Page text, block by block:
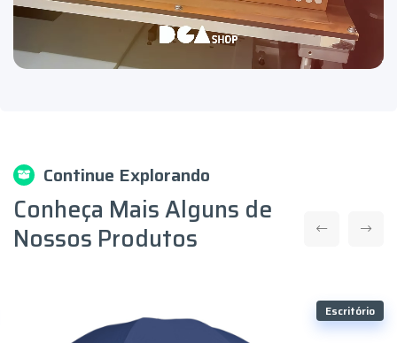
Continue Explorando
Conheça Mais Alguns de
Nossos Produtos
Escritório